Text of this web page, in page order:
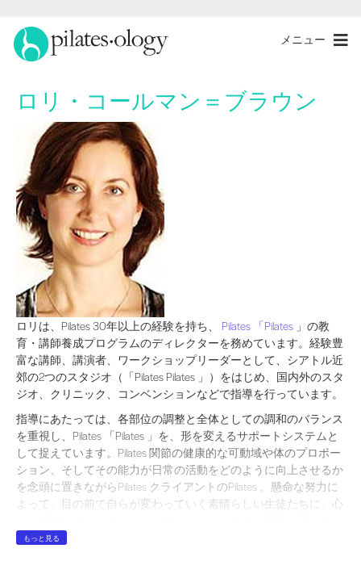
メニュー
ロリ・コールマン＝ブラウン
ロリは、Pilates 30年以上の経験を持ち、 」の教育・講師養成プロ
ロリは、Pilates 30年以上の経験を持ち、 Pilates 「Pilates 」の教
育・講師養成プログラムのディレクターを務めています。経験豊
富な講師、講演者、ワークショップリーダーとして、シアトル近
郊の2つのスタジオ（「Pilates Pilates 」）をはじめ、国内外のスタ
ジオ、クリニック、コンベンションなどで指導を行っています。
指導にあたっては、各部位の調整と全体としての調和のバランス
を重視し、Pilates 「Pilates 」を、形を変えるサポートシステムと
して捉えています。Pilates 関節の健康的な可動域や体のプロポー
ション、そしてその能力が日常の活動をどのように向上させるか
を念頭に置きながらPilates クライアントのPilates 。懸命な努力に
よって、目の前で自らが変わっていく素晴らしい生徒たちに、心
「体次第です」というありふれた答えに代わる、具体的な身体へ
もっと見る